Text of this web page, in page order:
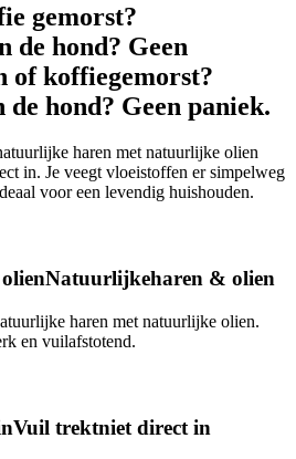
gemorst?
de hond? Geen
of koffiegemorst?
de hond? Geen paniek.
haren met natuurlijke olien
in. Je veegt vloeistoffen er simpelweg
voor een levendig huishouden.
Natuurlijkeharen & olien
haren met natuurlijke olien.
en vuilafstotend.
Vuil trektniet direct in